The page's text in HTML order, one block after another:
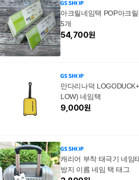
환, 1개, 화이트(아이폰
전용)
아크릴네임택 POP아크
5개
54,700원
만다리나덕
LOW) 네임택
9,000원
캐리어 부착 태극기 네임
방지 이름 네임 택 태그